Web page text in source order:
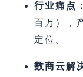
行业痛点：
百万），
定位。
数商云解